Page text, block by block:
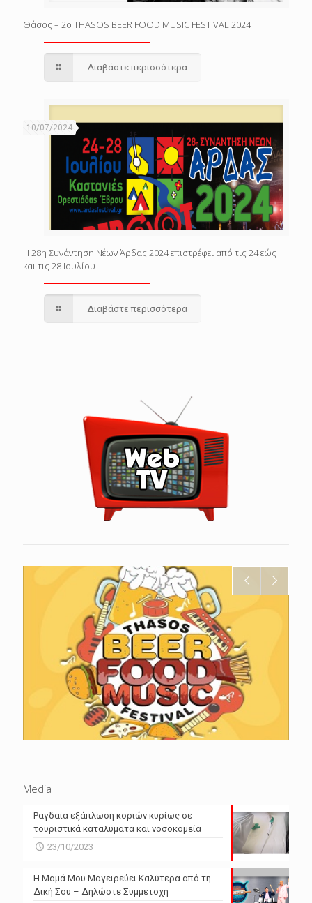
Θάσος – 2o THASOS BEER FOOD MUSIC FESTIVAL 2024
Διαβάστε περισσότερα
10/07/2024
Η 28η Συνάντηση Νέων Άρδας 2024 επιστρέφει από τις 24 εώς
και τις 28 Ιουλίου
Διαβάστε περισσότερα
Media
Ραγδαία εξάπλωση κοριών κυρίως σε
τουριστικά καταλύματα και νοσοκομεία
23/10/2023
Η Μαμά Μου Μαγειρεύει Καλύτερα από τη
Δική Σου – Δηλώστε Συμμετοχή